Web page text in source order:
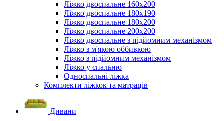
Ліжко двоспальне 160х200
Ліжко двоспальне 180х190
Ліжко двоспальне 180х200
Ліжко двоспальне 200х200
Ліжко двоспальне з підйомним механізмом
Ліжко з м'якою оббивкою
Ліжко з підйомним механізмом
Ліжко у спальню
Односпальні ліжка
Комплекти ліжкок та матраців
Дивани